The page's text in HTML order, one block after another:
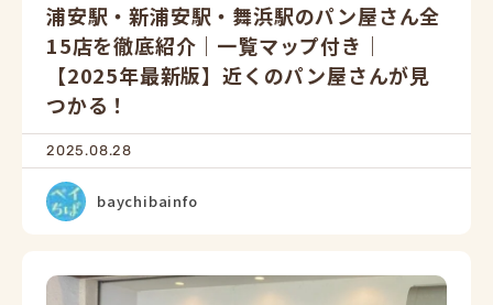
浦安駅・新浦安駅・舞浜駅のパン屋さん全
15店を徹底紹介｜一覧マップ付き｜
【2025年最新版】近くのパン屋さんが見
つかる！
2025.08.28
baychibainfo